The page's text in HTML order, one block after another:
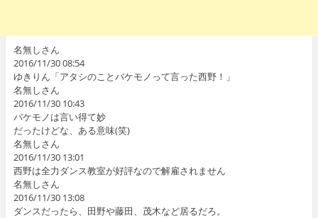
名無しさん
2016/11/30 08:54
ゆきりん「アタシのことバケモノって言った西野！」
名無しさん
2016/11/30 10:43
バケモノは言い得て妙
だったけどな、ある意味(笑)
名無しさん
2016/11/30 13:01
西野は全力ダンス教室が好評なので解雇されません
名無しさん
2016/11/30 13:08
ダンスだったら、田野や藤田、茂木など居るだろ。